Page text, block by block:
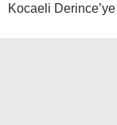
Kocaeli